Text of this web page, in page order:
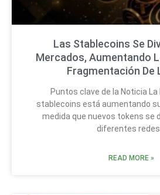
Las Stablecoins Se
Mercados, Aumentando
Fragmentación De
Puntos clave de la Noticia La
stablecoins está aumentando
medida que nuevos tokens se
diferentes
READ MORE »